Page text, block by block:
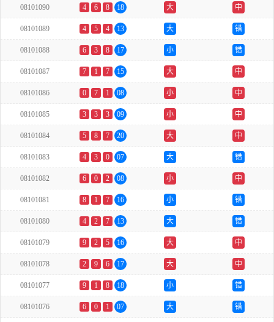
08101090 4 6 8 18 大 中
08101089 4 5 4 13 大 错
08101088 6 3 8 17 小 错
08101087 7 1 7 15 大 中
08101086 0 7 1 08 小 中
08101085 3 3 3 09 小 中
08101084 5 8 7 20 大 中
08101083 4 3 0 07 大 错
08101082 6 0 2 08 小 中
08101081 8 1 7 16 小 错
08101080 4 2 7 13 大 错
08101079 9 2 5 16 大 中
08101078 2 9 6 17 大 中
08101077 9 1 8 18 小 错
08101076 6 0 1 07 大 错